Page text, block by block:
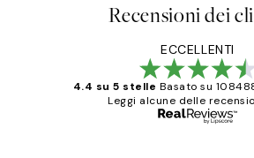
Recensioni dei
ECCELLENTI
4.4 su 5 stelle Basato su
Leggi alcune delle